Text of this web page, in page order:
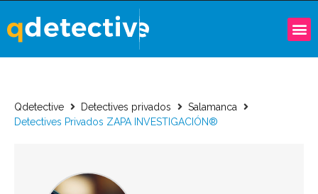
Qdetective Detectives privados
Salamanca
Detectives Privados ZAPA INVESTIGACIÓN®